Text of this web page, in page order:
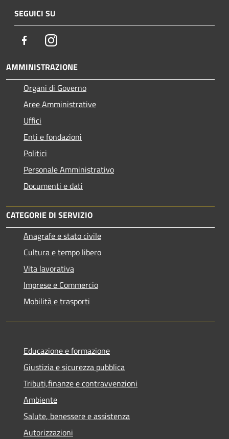
SEGUICI SU
FacebookInstagram
AMMINISTRAZIONE
Organi di Governo
Aree Amministrative
Uffici
Enti e fondazioni
Politici
Personale Amministrativo
Documenti e dati
CATEGORIE DI SERVIZIO
Anagrafe e stato civile
Cultura e tempo libero
Vita lavorativa
Imprese e Commercio
Mobilità e trasporti
Educazione e formazione
Giustizia e sicurezza pubblica
Tributi,finanze e contravvenzioni
Ambiente
Salute, benessere e assistenza
Autorizzazioni